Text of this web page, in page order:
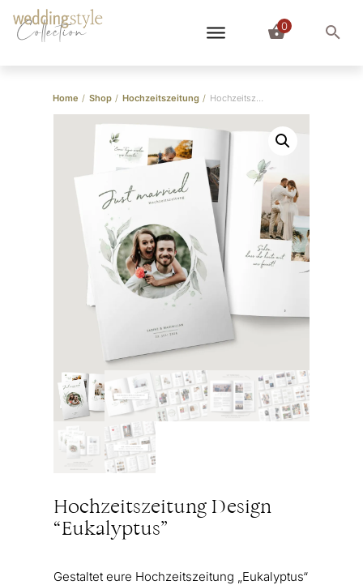
Collection 0
Home / Shop / Hochzeitszeitung / Hochzeitszeitung Design “Eukalyptus”
Hochzeitszeitung Design
“Eukalyptus”
Gestaltet eure Hochzeitszeitung „Eukalyptus“